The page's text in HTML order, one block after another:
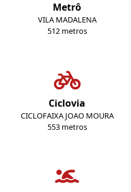
Metrô
VILA MADALENA
512 metros
Ciclovia
CICLOFAIXA JOAO MOURA
553 metros